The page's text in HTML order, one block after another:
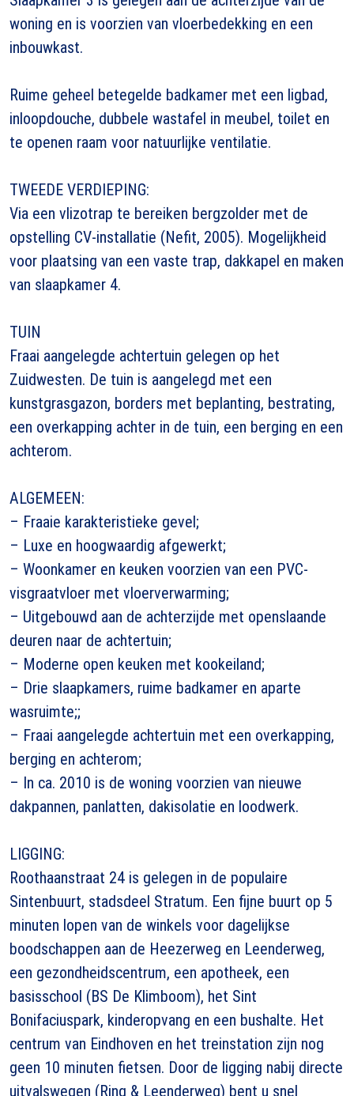
woning en is voorzien van vloerbedekking en een
inbouwkast.
Ruime geheel betegelde badkamer met een ligbad,
inloopdouche, dubbele wastafel in meubel, toilet en
te openen raam voor natuurlijke ventilatie.
TWEEDE VERDIEPING:
Via een vlizotrap te bereiken bergzolder met de
opstelling CV-installatie (Nefit, 2005). Mogelijkheid
voor plaatsing van een vaste trap, dakkapel en maken
van slaapkamer 4.
TUIN
Fraai aangelegde achtertuin gelegen op het
Zuidwesten. De tuin is aangelegd met een
kunstgrasgazon, borders met beplanting, bestrating,
een overkapping achter in de tuin, een berging en een
achterom.
ALGEMEEN:
– Fraaie karakteristieke gevel;
– Luxe en hoogwaardig afgewerkt;
– Woonkamer en keuken voorzien van een PVC-
visgraatvloer met vloerverwarming;
– Uitgebouwd aan de achterzijde met openslaande
deuren naar de achtertuin;
– Moderne open keuken met kookeiland;
– Drie slaapkamers, ruime badkamer en aparte
wasruimte;;
– Fraai aangelegde achtertuin met een overkapping,
berging en achterom;
– In ca. 2010 is de woning voorzien van nieuwe
dakpannen, panlatten, dakisolatie en loodwerk.
LIGGING:
Roothaanstraat 24 is gelegen in de populaire
Sintenbuurt, stadsdeel Stratum. Een fijne buurt op 5
minuten lopen van de winkels voor dagelijkse
boodschappen aan de Heezerweg en Leenderweg,
een gezondheidscentrum, een apotheek, een
basisschool (BS De Klimboom), het Sint
Bonifaciuspark, kinderopvang en een bushalte. Het
centrum van Eindhoven en het treinstation zijn nog
geen 10 minuten fietsen. Door de ligging nabij directe
uitvalswegen (Ring & Leenderweg) bent u snel